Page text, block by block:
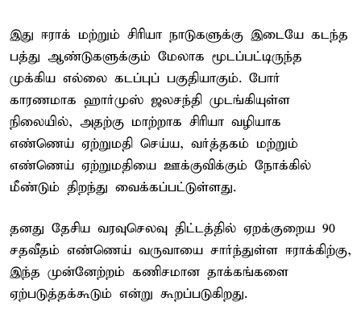
இது ஈராக் மற்றும் சிரியா நாடுகளுக்கு இடையே கடந்த
பத்து ஆண்டுகளுக்கும் மேலாக மூடப்பட்டிருந்த
முக்கிய எல்லை கடப்புப் பகுதியாகும். போர்
காரணமாக ஹார்முஸ் ஜலசந்தி முடங்கியுள்ள
நிலையில், அதற்கு மாற்றாக சிரியா வழியாக
எண்ணெய் ஏற்றுமதி செய்ய, வர்த்தகம் மற்றும்
எண்ணெய் ஏற்றுமதியை ஊக்குவிக்கும் நோக்கில்
மீண்டும் திறந்து வைக்கப்பட்டுள்ளது.
தனது தேசிய வரவுசெலவு திட்டத்தில் ஏறக்குறைய 90
சதவீதம் எண்ணெய் வருவாயை சார்ந்துள்ள ஈராக்கிற்கு,
இந்த முன்னேற்றம் கணிசமான தாக்கங்களை
ஏற்படுத்தக்கூடும் என்று கூறப்படுகிறது.